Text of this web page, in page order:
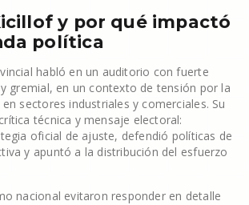
y por qué impactó
política
habló en un auditorio con fuerte
gremial, en un contexto de tensión por la
sectores industriales y comerciales. Su
técnica y mensaje electoral:
oficial de ajuste, defendió políticas de
y apuntó a la distribución del esfuerzo
nacional evitaron responder en detalle